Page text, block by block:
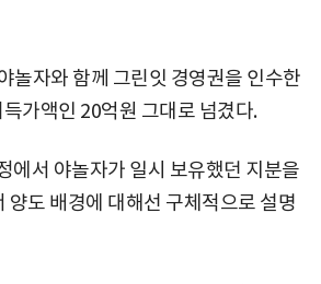
놀자와 함께 그린잇 경영권을 인수한
가액인 20억원 그대로 넘겼다.
에서 야놀자가 일시 보유했던 지분을
도 배경에 대해선 구체적으로 설명